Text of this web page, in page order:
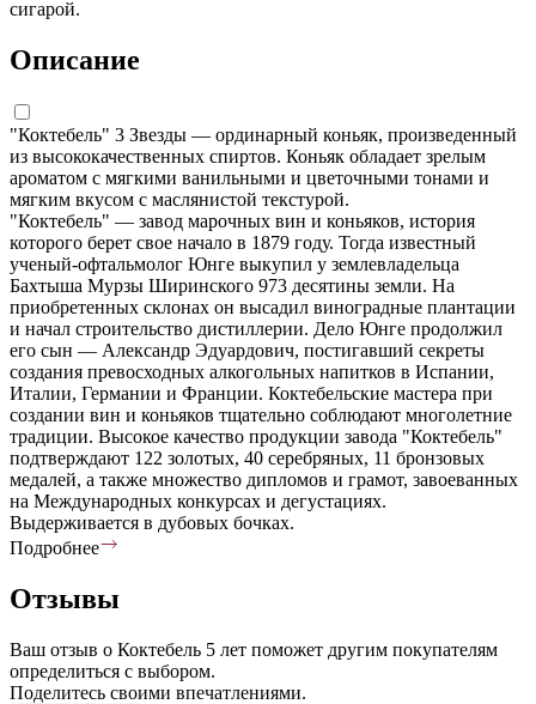
сигарой.
Описание
"Коктебель" 3 Звезды — ординарный коньяк, произведенный
из высококачественных спиртов. Коньяк обладает зрелым
ароматом с мягкими ванильными и цветочными тонами и
мягким вкусом с маслянистой текстурой.
"Коктебель" — завод марочных вин и коньяков, история
которого берет свое начало в 1879 году. Тогда известный
ученый-офтальмолог Юнге выкупил у землевладельца
Бахтыша Мурзы Ширинского 973 десятины земли. На
приобретенных склонах он высадил виноградные плантации
и начал строительство дистиллерии. Дело Юнге продолжил
его сын — Александр Эдуардович, постигавший секреты
создания превосходных алкогольных напитков в Испании,
Италии, Германии и Франции. Коктебельские мастера при
создании вин и коньяков тщательно соблюдают многолетние
традиции. Высокое качество продукции завода "Коктебель"
подтверждают 122 золотых, 40 серебряных, 11 бронзовых
медалей, а также множество дипломов и грамот, завоеванных
на Международных конкурсах и дегустациях.
Выдерживается в дубовых бочках.
Подробнее
Отзывы
Ваш отзыв о Коктебель 5 лет поможет другим покупателям
определиться с выбором.
Поделитесь своими впечатлениями.